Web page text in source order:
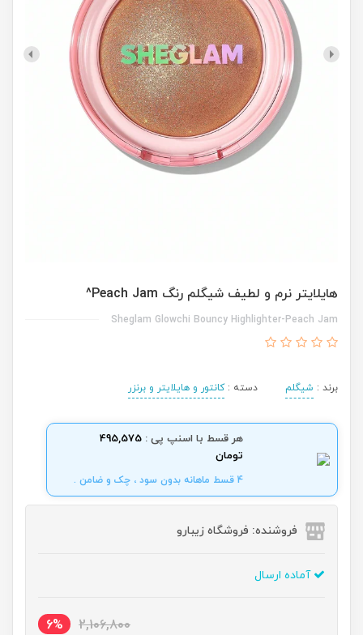
هایلایتر نرم و لطیف شیگلم رنگ Peach Jam^
Sheglam Glowchi Bouncy Highlighter-Peach Jam
برند : شیگلم دسته :کانتور و هایلایتر و برنزر
هر قسط با اسنپ پی : 495,575
تومان
4 قسط ماهانه بدون سود ، چک و ضامن .
فروشنده: فروشگاه زیبارو
آماده ارسال
2,106,800
6%